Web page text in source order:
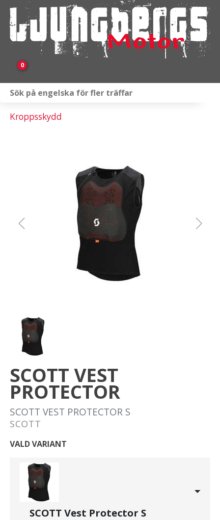
0
Släpvagnar & Skylift
Kroppsskydd
SCOTT VEST
PROTECTOR
SCOTT VEST PROTECTOR S
SCOTT
VALD VARIANT
SCOTT Vest Protector S